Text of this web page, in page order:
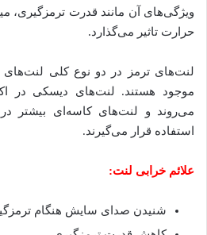
ویژگی‌های آن مانند قدرت ترمزگیری،
حرارت تاثیر می‌گذارد.
لنت‌های ترمز در دو نوع کلی
موجود هستند. لنت‌های دیسکی در
می‌روند و لنت‌های کاسه‌ای بیشتر
استفاده قرار می‌گیرند.
علائم خرابی لنت:
شنیدن صدای سایش هنگام